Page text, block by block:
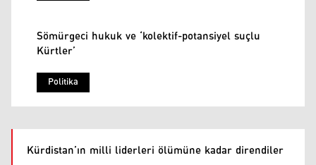
Politika
Sömürgeci hukuk ve ‘kolektif-potansiyel suçlu
Kürtler’
Kürdistan’ın milli liderleri ölümüne kadar direndiler